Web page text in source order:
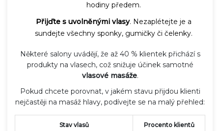
hodiny předem.
Přijďte s uvolněnými vlasy. Nezaplétejte je a
sundejte všechny sponky, gumičky či čelenky.
Některé salony uvádějí, že až 40 % klientek přichází s
produkty na vlasech, což snižuje účinek samotné
vlasové masáže.
Pokud chcete porovnat, v jakém stavu přijdou klienti
nejčastěji na masáž hlavy, podívejte se na malý přehled:
Stav vlasů Procento klientů